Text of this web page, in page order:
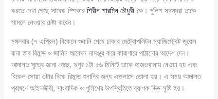
করতে দেখা গেছে সাবেক স্পিকারশিরীন শারমিন চৌধুরী-কে। পুলিশ সদস্যরা তাকে
সামলে নেওয়ার চেষ্টা করেন।
মঙ্গলবার (৭ এপ্রিল) বিকেলে শুনানি শেষে ঢাকার মেট্রোপলিটন ম্যাজিস্ট্রেট জুয়েল
রানা তার রিমান্ড ও জামিন আবেদন নামঞ্জুর করে কারাগারে পাঠানোর আদেশ দেন।
আদালত সূত্রে জানা গেছে, দুপুর ১টা ৫৬ মিনিটে তাকে হাজতখানায় নেওয়া হয় এবং
বিকেল সোয়া ৩টার দিকে রিমান্ড শুনানির জন্য এজলাসে তোলা হয়। এ সময় আদালত
প্রাঙ্গণে আইনজীবী, সাংবাদিক ও পুলিশের উপস্থিতিতে ব্যাপক ভিড় সৃষ্টি হয়।